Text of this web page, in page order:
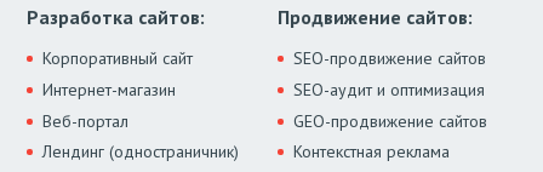
Разработка сайтов:
Корпоративный сайт
Интернет-магазин
Веб-портал
Лендинг (одностраничник)
Продвижение сайтов:
SEO-продвижение сайтов
SEO-аудит и оптимизация
GEO-продвижение сайтов
Контекстная реклама